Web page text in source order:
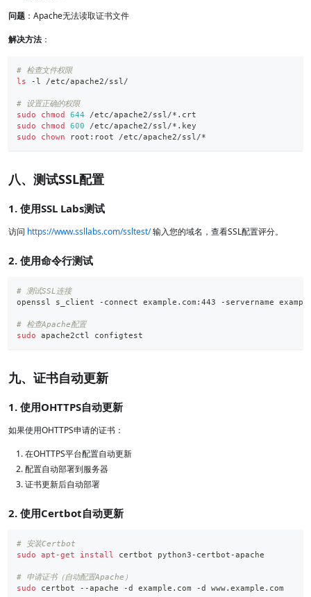
问题 ：Apache无法读取证书文件
解决方法 ：
# 检查文件权限
ls -l /etc/apache2/ssl/
# 设置正确的权限
sudo
chmod 644 /etc/apache2/ssl/*.crt
sudo
chmod 600 /etc/apache2/ssl/*.key
sudo
chown root:root /etc/apache2/ssl/*
八、测试SSL配置
1. 使用SSL Labs测试
访问 https://www.ssllabs.com/ssltest/输入您的域名，查看SSL配置评分。
2. 使用命令行测试
# 测试SSL连接
openssl s_client -connect example.com:443 -servername
# 检查Apache配置
sudo apache2ctl configtest
九、证书自动更新
1. 使用OHTTPS自动更新
如果使用OHTTPS申请的证书：
在OHTTPS平台配置自动更新
配置自动部署到服务器
证书更新后自动部署
2. 使用Certbot自动更新
# 安装Certbot
sudo apt-get install certbot python3-certbot-apache
# 申请证书（自动配置Apache）
sudo certbot --apache -d example.com -d www.example.com